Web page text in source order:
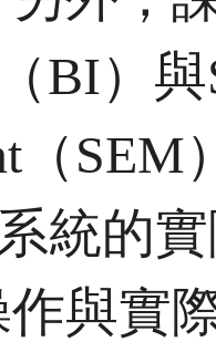
BI）與
（
統的
與實